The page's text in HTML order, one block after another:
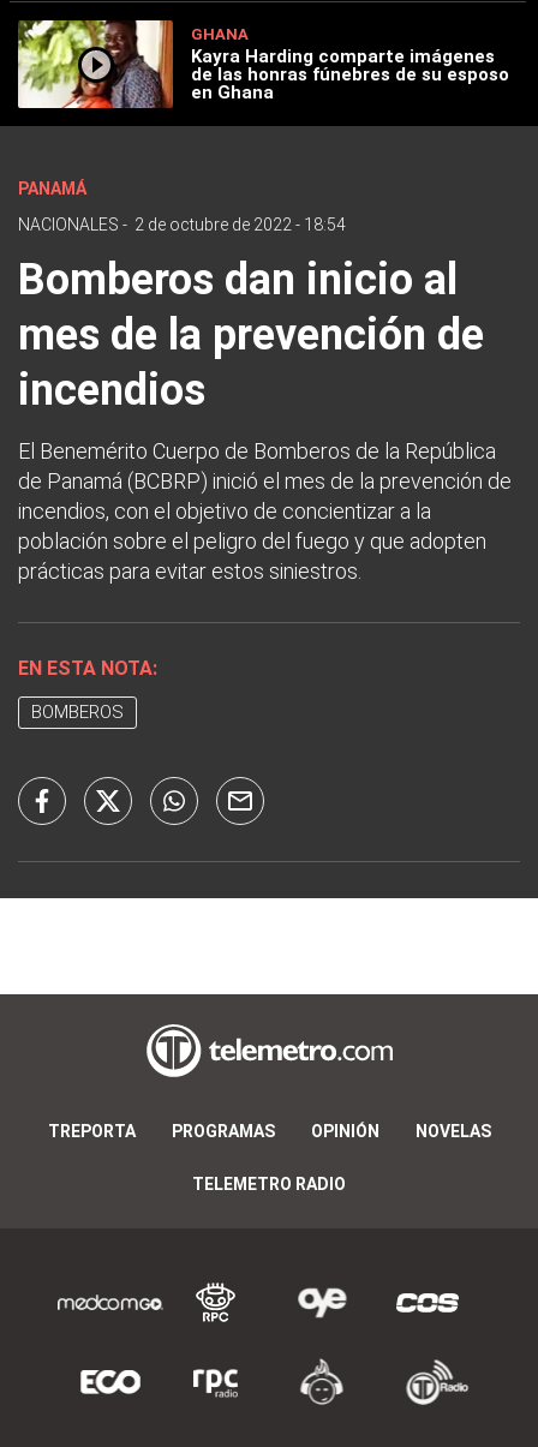
GHANA
Kayra Harding comparte imágenes
de las honras fúnebres de su esposo
en Ghana
PANAMÁ
NACIONALES - 2 de octubre de 2022 - 18:54
Bomberos dan inicio al
mes de la prevención de
incendios
El Benemérito Cuerpo de Bomberos de la República
de Panamá (BCBRP) inició el mes de la prevención de
incendios, con el objetivo de concientizar a la
población sobre el peligro del fuego y que adopten
prácticas para evitar estos siniestros.
EN ESTA NOTA:
BOMBEROS
TREPORTA PROGRAMAS OPINIÓN NOVELAS
TELEMETRO RADIO